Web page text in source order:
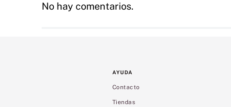
No hay comentarios.
AYUDA
Contacto
Tiendas